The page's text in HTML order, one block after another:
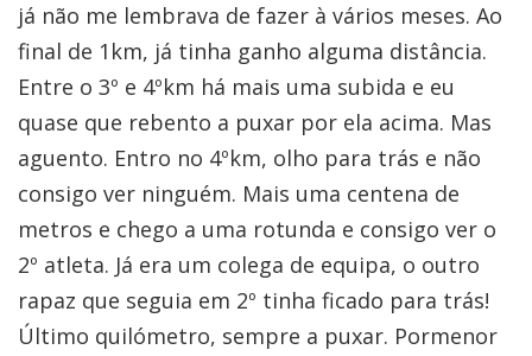
já não me lembrava de fazer à vários meses. Ao
final de 1km, já tinha ganho alguma distância.
Entre o 3º e 4ºkm há mais uma subida e eu
quase que rebento a puxar por ela acima. Mas
aguento. Entro no 4ºkm, olho para trás e não
consigo ver ninguém. Mais uma centena de
metros e chego a uma rotunda e consigo ver o
2º atleta. Já era um colega de equipa, o outro
rapaz que seguia em 2º tinha ficado para trás!
Último quilómetro, sempre a puxar. Pormenor